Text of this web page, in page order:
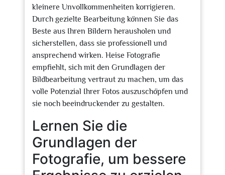
kleinere Unvollkommenheiten korrigieren.
Durch gezielte Bearbeitung können Sie das
Beste aus Ihren Bildern herausholen und
sicherstellen, dass sie professionell und
ansprechend wirken. Heise Fotografie
empfiehlt, sich mit den Grundlagen der
Bildbearbeitung vertraut zu machen, um das
volle Potenzial Ihrer Fotos auszuschöpfen und
sie noch beeindruckender zu gestalten.
Lernen Sie die
Grundlagen der
Fotografie, um bessere